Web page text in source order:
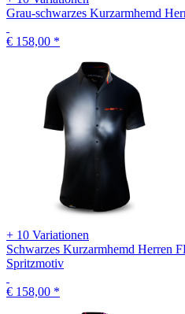
Grau-schwarzes Kurzarmhemd
€ 158,00 *
+ 10 Variationen
Schwarzes Kurzarmhemd Herren
Spritzmotiv
€ 158,00 *